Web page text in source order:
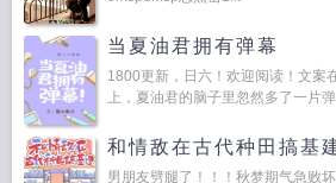
当夏油君拥有弹幕
1800更新，日六！欢迎阅读！文案
上，夏油君的脑子里忽然多了一片
和情敌在古代种田搞基
男朋友劈腿了！！！秋梦期气急败